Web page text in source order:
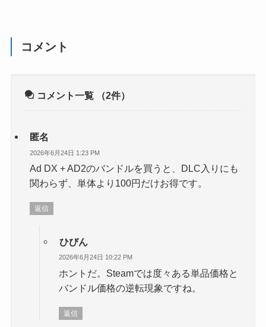
コメント
コメント一覧 （2件）
匿名
2026年6月24日 1:23 PM
Ad DX + AD2のバンドルを買うと、DLC入りにも
関わらず、単体より100円だけお得です。
返信
ひびん
2026年6月24日 10:22 PM
ホントだ。Steamでは度々ある単品価格と
バンドル価格の逆転現象ですね。
返信